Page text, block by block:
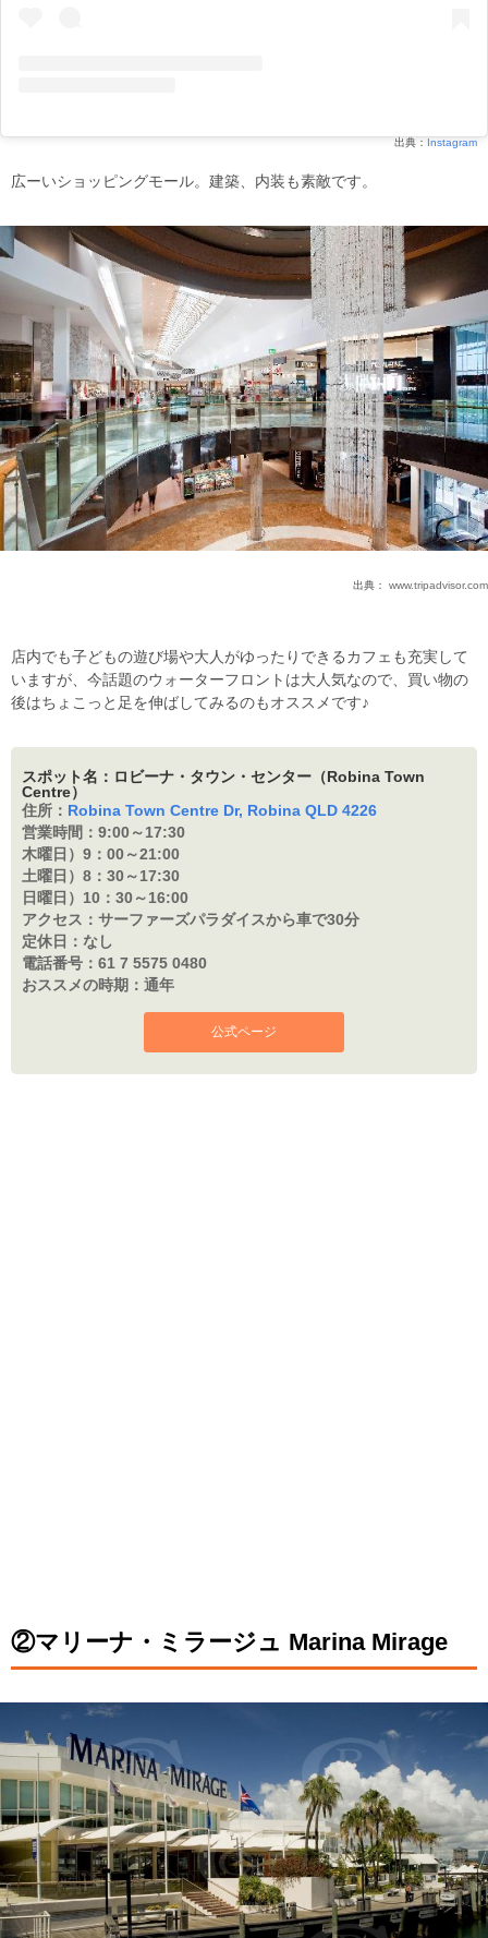
出典： Instagram
広ーいショッピングモール。建築、内装も素敵です。
出典： www.tripadvisor.com
店内でも子どもの遊び場や大人がゆったりできるカフェも充実して
いますが、今話題のウォーターフロントは大人気なので、買い物の
後はちょこっと足を伸ばしてみるのもオススメです♪
スポット名：ロビーナ・タウン・センター（Robina Town
Centre）
住所： Robina Town Centre Dr, Robina QLD 4226
営業時間： 9:00～17:30
木曜日）9： 00～21:00
土曜日）8： 30～17:30
日曜日）10： 30～16:00
アクセス： サーファーズパラダイスから車で30分
定休日： なし
電話番号： 61 7 5575 0480
おススメの時期： 通年
公式ページ
②マリーナ・ミラージュ Marina Mirage